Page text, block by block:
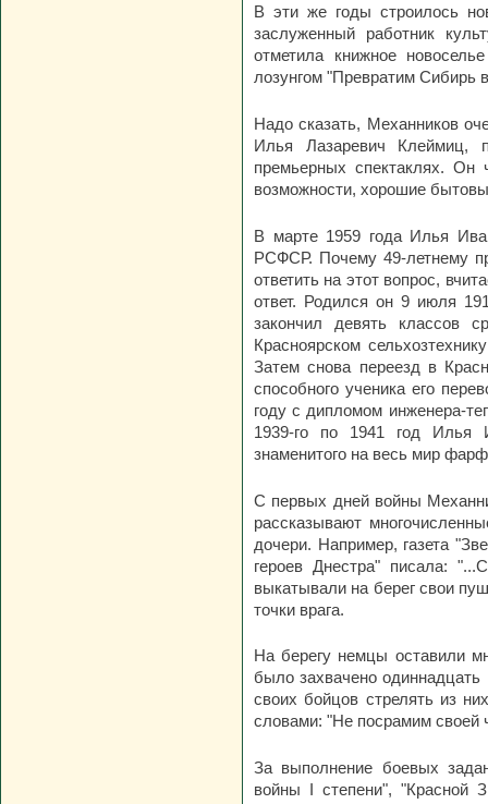
В эти же годы строилось
заслуженный работник
отметила книжное
лозунгом "Превратим Сибирь
Надо сказать, Механников
Илья Лазаревич Клеймиц,
премьерных спектаклях. Он
возможности, хорошие
В марте 1959 года Илья
РСФСР. Почему 49-летнему
ответить на этот вопрос,
ответ. Родился он 9 июля
закончил девять классов
Красноярском
Затем снова переезд в
способного ученика его
году с дипломом инженера-
1939-го по 1941 год Илья
знаменитого на весь мир
С первых дней войны
рассказывают
дочери. Например, газета
героев Днестра" писала:
выкатывали на берег свои
точки врага.
На берегу немцы оставили
было захвачено
своих бойцов стрелять из
словами: "Не посрамим своей
За выполнение боевых
войны I степени", "Красной